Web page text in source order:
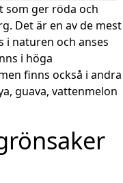
som ger röda och
Det är en av de mest
naturen och anses
i höga
finns också i andra
guava, vattenmelon